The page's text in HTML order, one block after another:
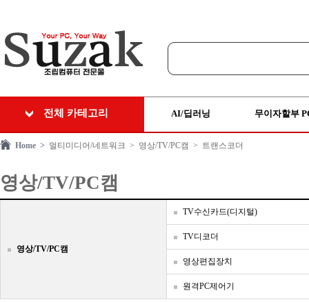
전체 카테고리 AI/딥러닝 무이자할부
Home > 멀티미디어/네트워크 > 영상/TV/PC캠 > 트랜스코더
영상/TV/PC캠
영상/TV/PC캠
TV수신카드(디지털)
TV디코더
영상편집장치
원격PC제어기